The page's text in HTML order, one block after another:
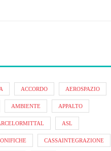
ACCORDO AEROSPAZIO
AMBIENTE APPALTO
ASL
CASSAINTEGRAZIONE